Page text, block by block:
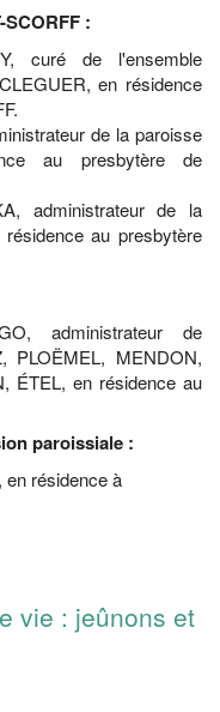
:
curé de l'ensemble
en résidence
de la paroisse
au presbytère de
administrateur de la
au presbytère
administrateur de
PLOËMEL, MENDON,
ÉTEL, en résidence au
paroissiale :
résidence à
vie : jeûnons et